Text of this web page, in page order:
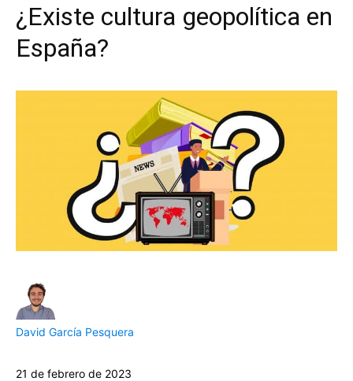
¿Existe cultura geopolítica en
España?
David García Pesquera
21 de febrero de 2023